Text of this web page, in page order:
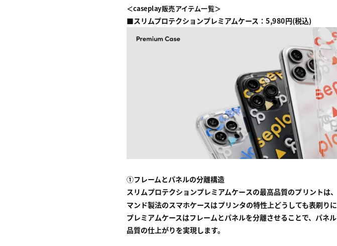
＜caseplay販売アイテム一覧＞
■スリムプロテクションプレミアムケース：5,980円(税込)
①フレームとパネルの分離構造
スリムプロテクションプレミアムケースの最高品質のプリント
マンド製法のスマホケースはプリンタの特性上どうしても表刷
プレミアムケースはフレームとパネルを分離させることで、パ
品質の仕上がりを実現します。